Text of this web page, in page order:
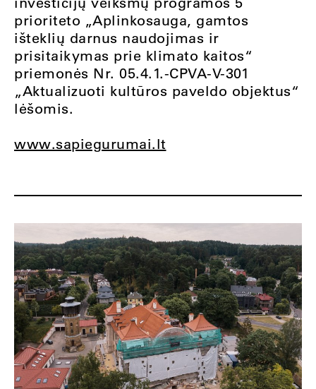
prioriteto „Aplinkosauga, gamtos
išteklių darnus naudojimas ir
prisitaikymas prie klimato kaitos“
priemonės Nr. 05.4.1.-CPVA-V-301
„Aktualizuoti kultūros paveldo objektus“
lėšomis.
www.sapiegurumai.lt